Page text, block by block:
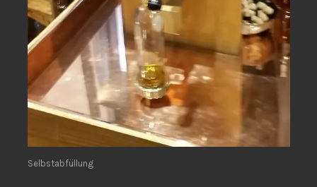
Selbstabfüllung